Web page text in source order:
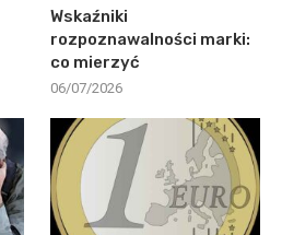
Wskaźniki
rozpoznawalności marki:
co mierzyć
06/07/2026